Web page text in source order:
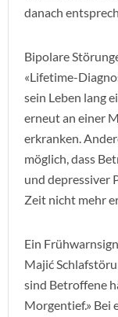
danach
Bipolare
«Lifetime-
sein Leben lang
erneut an einer
erkranken.
möglich, dass
und depressiver
Zeit nicht mehr
Ein
Majić
sind Betroffene
Morgentief.» Bei